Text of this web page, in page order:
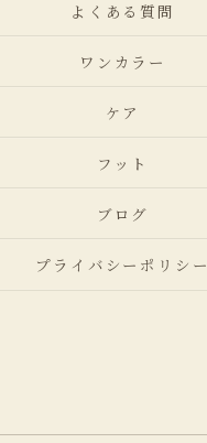
よくある質問
ワンカラー
ケア
フット
ブログ
プライバシーポリシー